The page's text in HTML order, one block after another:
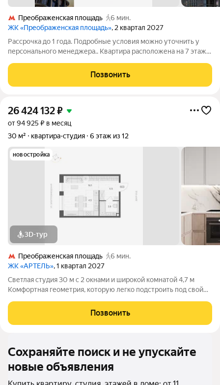
Преображенская площадь
6 мин.
ЖК «Преображенская площадь», 2 квартал 2027
Рассрочка до 1 года. Подробные условия можно уточнить у
персонального менеджера.. Квартира расположена на 7 этаже
премиум-класса на первой линии от метро. Отличная
транспортная доступность - 1 мин.
Позвонить
26 424 132₽
от 94 925 ₽ в месяц
30 м²
квартира-студия 6 этаж из 12
новостройка
3D-тур
Преображенская площадь
6 мин.
ЖК «АРТЕЛЬ», 1 квартал 2027
Светлая студия 30 м с 2 окнами и широкой комнатой 4,7 м
Комфортная геометрия, которую легко подстроить под свой
варианта стильной
Позвонить
Сохраняйте поиск и не упускайте
новые объявления